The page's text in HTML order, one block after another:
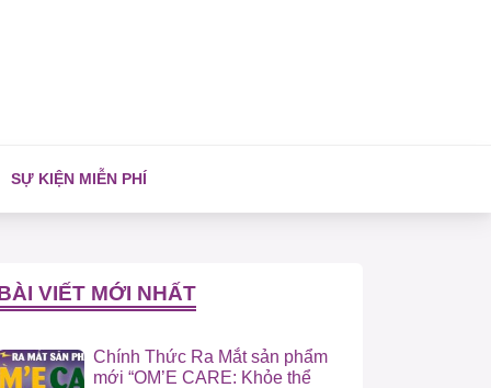
SỰ KIỆN MIỄN PHÍ
VIẾT MỚI NHẤT
Chính Thức Ra Mắt sản phẩm
mới “OM’E CARE: Khỏe thể